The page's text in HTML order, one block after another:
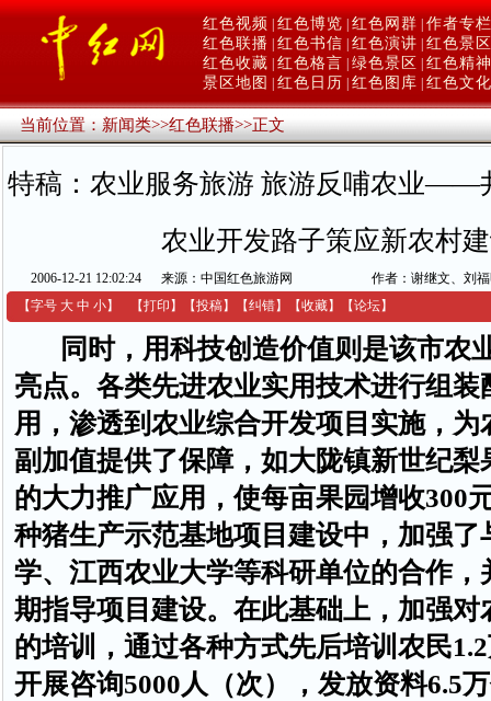
红色视频 红色博览 红色网群 作者专栏
红色联播 红色书信 红色演讲 红色景区
红色收藏 红色格言 绿色景区
红色精神
景区地图
红色日历 红色图库 红色文化
当前位置：新闻类>>红色联播>>正文
特稿：农业服务旅游 旅游反哺农业——
农业开发路子策应新农村
2006-12-21 12:02:24 来源：中国红色旅游网
作者：谢继文、刘
【字号 大 中 小】 【打印 】 【投稿】 【纠错】 【收藏】 【论坛】
同时，用科技创造价值则是该市农
亮点。各类先进农业实用技术进行组装
用，渗透到农业综合开发项目实施，为
副加值提供了保障，如大陇镇新世纪梨
的大力推广应用，使每亩果园增收300
种猪生产示范基地项目建设中，加强了
学、江西农业大学等科研单位的合作，
期指导项目建设。在此基础上，加强对
的培训，通过各种方式先后培训农民1.2
开展咨询5000人（次），发放资料6.5